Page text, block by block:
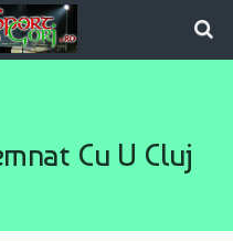
Cu U Cluj